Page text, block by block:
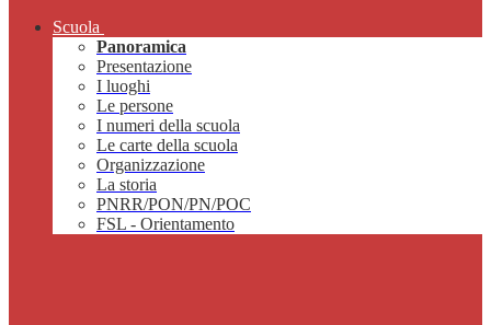
Scuola
Panoramica
Presentazione
I luoghi
Le persone
I numeri della scuola
Le carte della scuola
Organizzazione
La storia
PNRR/PON/PN/POC
FSL - Orientamento